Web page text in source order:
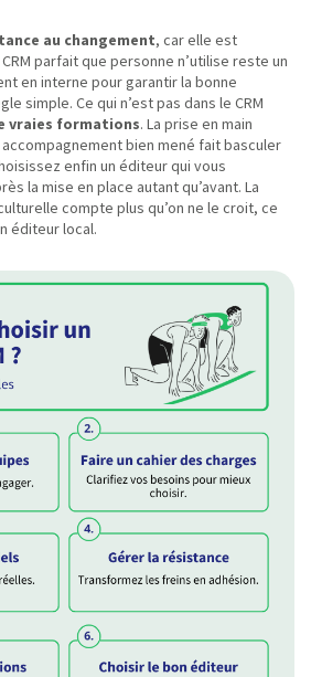
au changement, car elle est
parfait que personne n’utilise reste un
en interne pour garantir la bonne
simple. Ce qui n’est pas dans le CRM
vraies formations. La prise en main
bien mené fait basculer
enfin un éditeur qui vous
la mise en place autant qu’avant. La
compte plus qu’on ne le croit, ce
éditeur local.